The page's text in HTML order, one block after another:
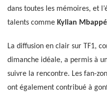
dans toutes les mémoires, et
talents comme Kylian Mbappé
La diffusion en clair sur TF1,
dimanche idéale, a permis à
suivre la rencontre. Les fan-
ont également contribué à